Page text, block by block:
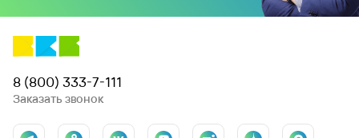
8 (800) 333-7-111
Заказать звонок